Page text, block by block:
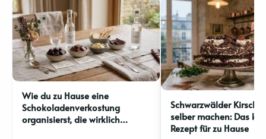
Wie du zu Hause eine
Schokoladenverkostung
organisierst, die wirklich
Schwarzwälder
selber machen: Das
Rezept für zu Hause